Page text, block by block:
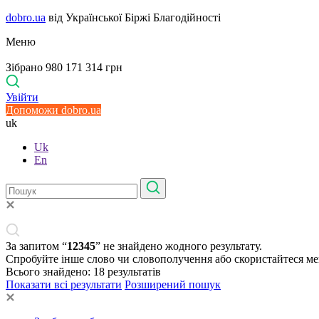
dobro.ua від Української Біржі Благодійності
Меню
Зібрано 980 171 314 грн
Увійти
Допоможи dobro.ua
uk
Uk
En
За запитом “12345” не знайдено жодного результату.
Спробуйте інше слово чи словополучення або скористайтеся
Всього знайдено: 18 результатів
Показати всі результати Розширений пошук